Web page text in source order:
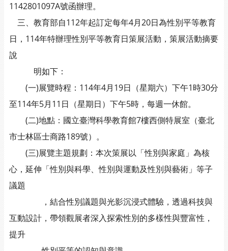
1142801097A號函辦理。
三、教育部自112年起訂定每年4月20日為性別平等教育
日，114年特辦理性別平等教育日策展活動，策展活動摘要
說
明如下：
(一)展覽時程：114年4月19日（星期六）下午1時30分
至114年5月11日（星期日）下午5時，每週一休館。
(二)地點：國立臺灣科學教育館7樓西側特展室（臺北
市士林區士商路189號）。
(三)展覽主題規劃：本次策展以「性別與家庭」為核
心，延伸「性別與科學、性別與運動及性別與藝術」等子
議題
，結合性別議題與光影沉浸式體驗，透過科技與
互動設計，帶領觀展者深入探索性別的多樣性與豐富性，
提升